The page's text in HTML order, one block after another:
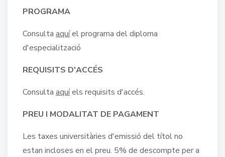
PROGRAMA
Consulta aquíel programa del diploma
d'especialització
REQUISITS D'ACCÉS
Consulta aquíels requisits d'accés.
PREU I MODALITAT DE PAGAMENT
Les taxes universitàries d'emissió del títol no
estan incloses en el preu. 5% de descompte per a